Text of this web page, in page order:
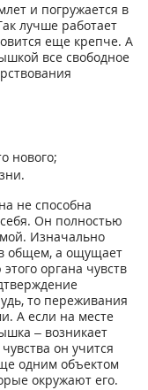
и погружается в
лучше работает
еще крепче. А
все свободное
нового;
не способна
Он полностью
Изначально
общем, а ощущает
органа чувств
то переживания
А если на месте
– возникает
он учится
одним объектом
окружают его.